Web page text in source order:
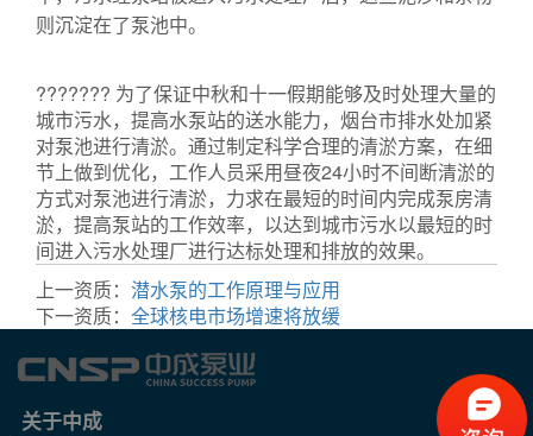
则沉淀在了泵池中。
??????? 为了保证中秋和十一假期能够及时处理大量的
城市污水，提高水泵站的送水能力，烟台市排水处加紧
对泵池进行清淤。通过制定科学合理的清淤方案，在细
节上做到优化，工作人员采用昼夜24小时不间断清淤的
方式对泵池进行清淤，力求在最短的时间内完成泵房清
淤，提高泵站的工作效率，以达到城市污水以最短的时
间进入污水处理厂进行达标处理和排放的效果。
上一资质： 潜水泵的工作原理与应用
下一资质： 全球核电市场增速将放缓
关于中成